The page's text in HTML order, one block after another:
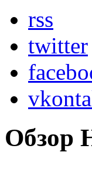
rss
twitter
Обзор